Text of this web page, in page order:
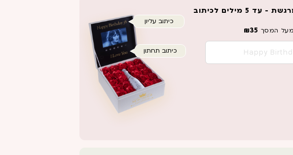
כיתוב עליון
כיתוב תחתון
5 מילים לכיתוב
מעל המסך ₪35